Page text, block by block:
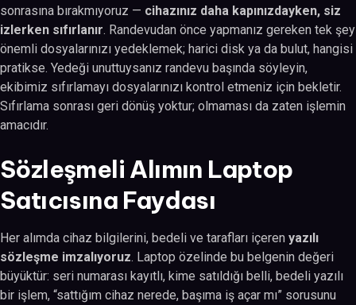
sonrasına bırakmıyoruz — cihazınız daha kapınızdayken, siz
izlerken sıfırlanır. Randevudan önce yapmanız gereken tek şey
önemli dosyalarınızı yedeklemek; harici disk ya da bulut, hangisi
pratikse. Yedeği unuttuysanız randevu başında söyleyin,
ekibimiz sıfırlamayı dosyalarınızı kontrol etmeniz için bekletir.
Sıfırlama sonrası geri dönüş yoktur; olmaması da zaten işlemin
amacıdır.
Sözleşmeli Alımın Laptop
Satıcısına Faydası
Her alımda cihaz bilgilerini, bedeli ve tarafları içeren yazılı
sözleşme imzalıyoruz. Laptop özelinde bu belgenin değeri
büyüktür: seri numarası kayıtlı, kime satıldığı belli, bedeli yazılı
bir işlem, “sattığım cihaz nerede, başıma iş açar mı” sorusunu